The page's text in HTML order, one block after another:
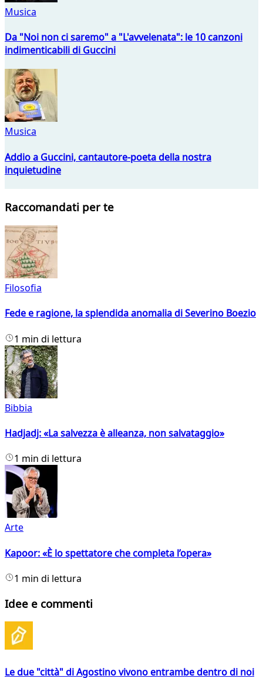
Musica
Da "Noi non ci saremo" a "L'avvelenata": le 10 canzoni
indimenticabili di Guccini
Musica
Addio a Guccini, cantautore-poeta della nostra
inquietudine
Raccomandati per te
Filosofia
Fede e ragione, la splendida anomalia di Severino Boezio
1 min di lettura
Bibbia
Hadjadj: «La salvezza è alleanza, non salvataggio»
1 min di lettura
Arte
Kapoor: «È lo spettatore che completa l’opera»
1 min di lettura
Idee e commenti
Le due "città" di Agostino vivono entrambe dentro di noi